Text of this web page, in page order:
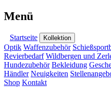
Menü
Startseite Kollektion
Optik Waffenzubehör
Revierbedarf Wildbergen und
Hundezubehör Bekleidung
Händler Neuigkeiten
Shop Kontakt